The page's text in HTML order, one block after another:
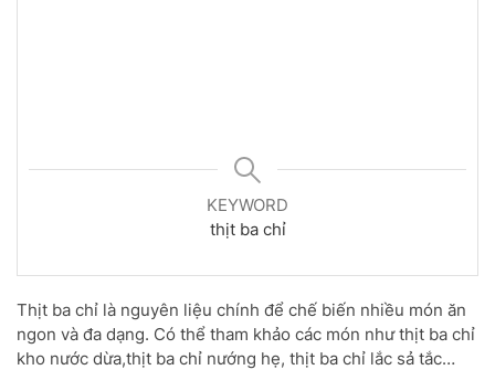
KEYWORD
thịt ba chỉ
Thịt ba chỉ là nguyên liệu chính để chế biến nhiều món ăn
ngon và đa dạng. Có thể tham khảo các món như thịt ba chỉ
kho nước dừa,thịt ba chỉ nướng hẹ, thịt ba chỉ lắc sả tắc…